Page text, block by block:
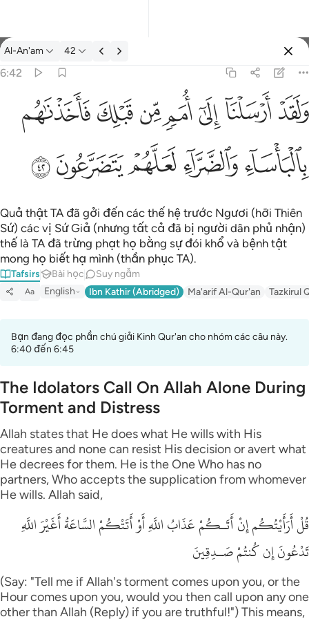
Tafsir: Al-An'am 6:42
Al-An'am 42
6:42
الى امم من قبلك فاخذناهم بالباساء والضراء لعلهم يتضرعون ٤٢
إِلَىٰٓ أُمَمٍۢ مِّن قَبْلِكَ فَأَخَذْنَـٰهُم بِٱلْبَأْسَآءِ وَٱلضَّرَّآءِ لَعَلَّهُمْ يَتَضَرَّعُونَ ٤٢
ﲬﲭﲮﲯﲰﲱﲲ
ﲳﲴﲵﲶﲷ
Quả thật TA đã gởi đến các thế hệ trước Ngươi (hỡi Thiên
Sứ) các vị Sứ Giả (nhưng tất cả đã bị người dân phủ nhận)
thế là TA đã trừng phạt họ bằng sự đói khổ và bệnh tật
mong họ biết hạ mình (thần phục TA).
Tafsirs Bài học Suy ngẫm
Aa English Ibn Kathir (Abridged) Ma'arif Al-Qur'an Tazkirul
Bạn đang đọc phần chú giải Kinh Qur'an cho nhóm các câu này.
6:40 đến 6:45
The Idolators Call On Allah Alone During
Torment and Distress
Allah states that He does what He wills with His
creatures and none can resist His decision or avert what
He decrees for them. He is the One Who has no
partners, Who accepts the supplication from whomever
He wills. Allah said,
قُلْ أَرَأَيْتُكُم إِنْ أَتَـكُمْ عَذَابُ اللَّهِ أَوْ أَتَتْكُمْ السَّاعَةُ أَغَيْرَ اللَّهِ
تَدْعُونَ إِن كُنتُمْ صَـدِقِينَ
(Say: "Tell me if Allah's torment comes upon you, or the
Hour comes upon you, would you then call upon any one
other than Allah (Reply) if you are truthful!") This means,